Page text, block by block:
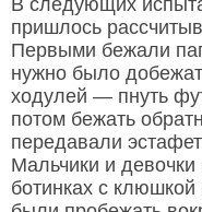
пришлось
Первыми бежали
нужно было
ходулей — пнуть
потом бежать
передавали
Мальчики и
ботинках с